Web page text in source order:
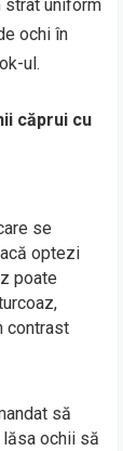
strat uniform
ochi în
ul.
căprui cu
se
optezi
poate
contrast
să
ochii să